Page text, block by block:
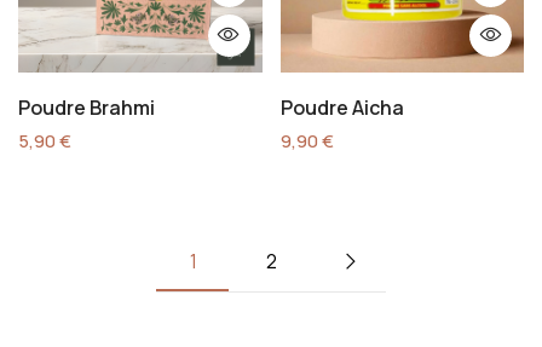
Poudre Brahmi
5,90€
Poudre Aicha
9,90€
1 2